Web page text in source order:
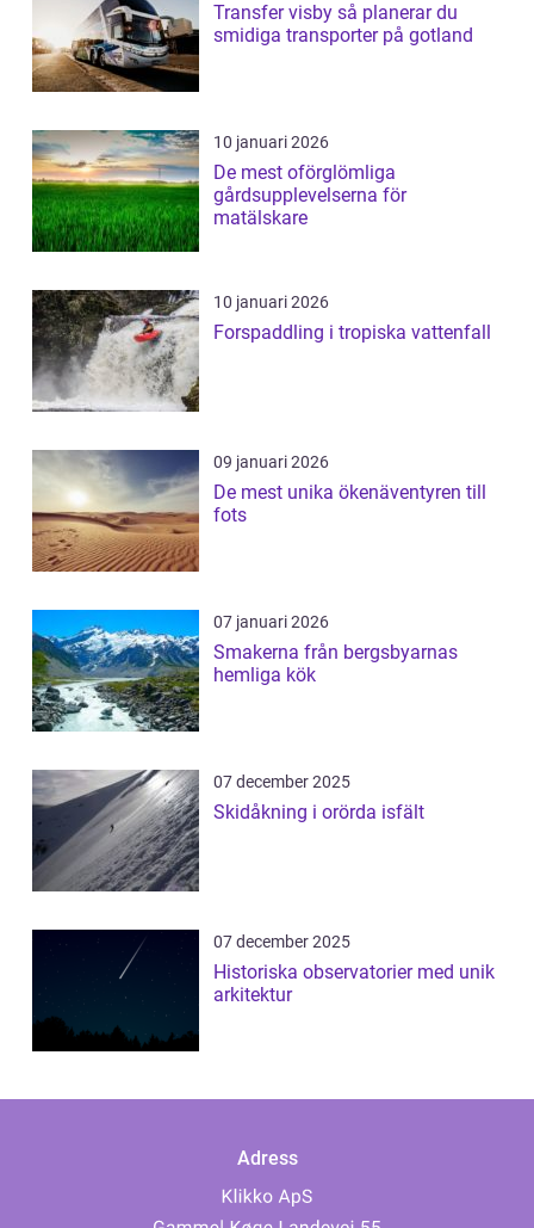
Transfer visby så planerar du
smidiga transporter på gotland
10 januari 2026
De mest oförglömliga
gårdsupplevelserna för
matälskare
10 januari 2026
Forspaddling i tropiska vattenfall
09 januari 2026
De mest unika ökenäventyren till
fots
07 januari 2026
Smakerna från bergsbyarnas
hemliga kök
07 december 2025
Skidåkning i orörda isfält
07 december 2025
Historiska observatorier med unik
arkitektur
Adress